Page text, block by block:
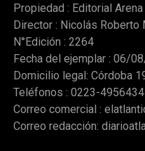
Propiedad : Editorial
Director : Nicolás Roberto
N°Edición : 2264
Fecha del ejemplar : 06/
Domicilio legal: Córdoba
Teléfonos : 0223-
Correo comercial :
Correo redacción: